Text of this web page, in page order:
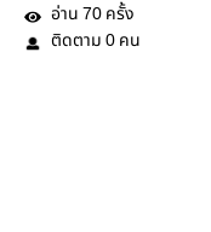
อ่าน 70 ครั้ง
ติดตาม 0 คน